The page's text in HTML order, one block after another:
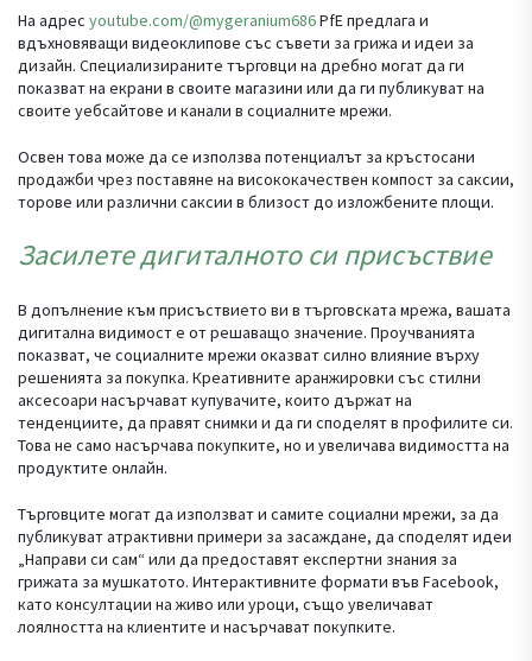
На адрес youtube.com/@mygeranium686PfE предлага и
вдъхновяващи видеоклипове със съвети за грижа и идеи за
дизайн. Специализираните търговци на дребно могат да ги
показват на екрани в своите магазини или да ги публикуват на
своите уебсайтове и канали в социалните мрежи.
Освен това може да се използва потенциалът за кръстосани
продажби чрез поставяне на висококачествен компост за саксии,
торове или различни саксии в близост до изложбените площи.
Засилете дигиталното си присъствие
В допълнение към присъствието ви в търговската мрежа, вашата
дигитална видимост е от решаващо значение. Проучванията
показват, че социалните мрежи оказват силно влияние върху
решенията за покупка. Креативните аранжировки със стилни
аксесоари насърчават купувачите, които държат на
тенденциите, да правят снимки и да ги споделят в профилите си.
Това не само насърчава покупките, но и увеличава видимостта на
продуктите онлайн.
Търговците могат да използват и самите социални мрежи, за да
публикуват атрактивни примери за засаждане, да споделят идеи
„Направи си сам“ или да предоставят експертни знания за
грижата за мушкатото. Интерактивните формати във Facebook,
като консултации на живо или уроци, също увеличават
лоялността на клиентите и насърчават покупките.